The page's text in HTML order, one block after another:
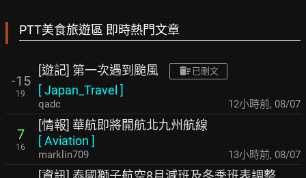
PTT美食旅遊區 即時熱門文章
-15
19
[遊記] 第一次遇到颱風 已刪文
[Japan_Travel ]
qadc 12小時前, 08/07
7
16
[情報] 華航即將開航北九州航線
[Aviation ]
marklin709 13小時前, 08/07